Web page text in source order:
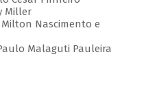
Miller
Nascimento e
Malaguti Pauleira